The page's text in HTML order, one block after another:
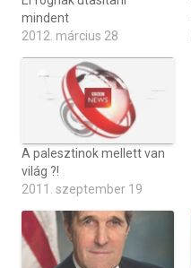
mindent
2012. március 28
A palesztinok mellett van
világ ?!
2011. szeptember 19